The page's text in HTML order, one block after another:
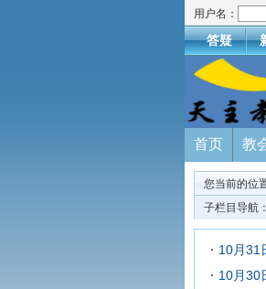
用户名：
答疑
首页 教
您当前的位
子栏目导航
10月31
10月30